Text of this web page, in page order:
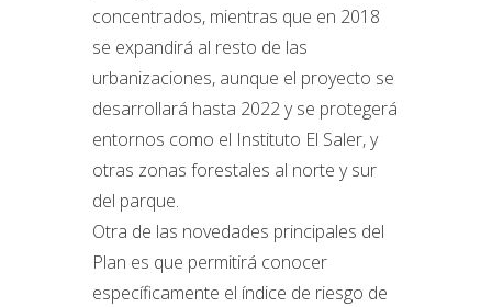
concentrados, mientras que en 2018
se expandirá al resto de las
urbanizaciones, aunque el proyecto se
desarrollará hasta 2022 y se protegerá
entornos como el Instituto El Saler, y
otras zonas forestales al norte y sur
del parque.
Otra de las novedades principales del
Plan es que permitirá conocer
específicamente el índice de riesgo de